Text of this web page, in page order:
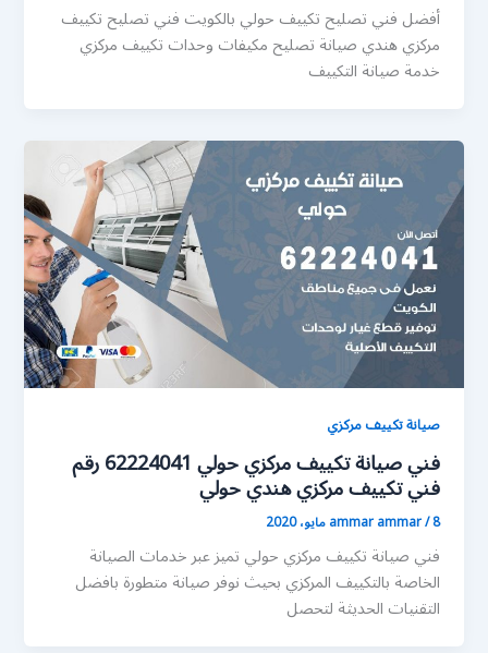
أفضل فني تصليح تكييف حولي بالكويت فني تصليح تكييف
مركزي هندي صيانة تصليح مكيفات وحدات تكييف مركزي
خدمة صيانة التكييف
صيانة تكييف مركزي
فني صيانة تكييف مركزي حولي 62224041 رقم
فني تكييف مركزي هندي حولي
ammar ammar/8 مايو، 2020
فني صيانة تكييف مركزي حولي تميز عبر خدمات الصيانة
الخاصة بالتكييف المركزي بحيث نوفر صيانة متطورة بافضل
التقنيات الحديثة لتحصل